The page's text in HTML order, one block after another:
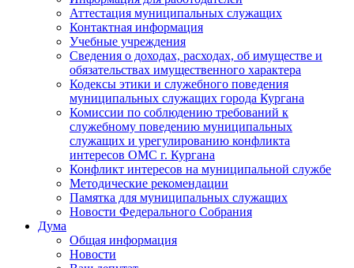
Аттестация муниципальных служащих
Контактная информация
Учебные учреждения
Сведения о доходах, расходах, об имуществе и
обязательствах имущественного характера
Кодексы этики и служебного поведения
муниципальных служащих города Кургана
Комиссии по соблюдению требований к
служебному поведению муниципальных
служащих и урегулированию конфликта
интересов ОМС г. Кургана
Конфликт интересов на муниципальной службе
Методические рекомендации
Памятка для муниципальных служащих
Новости Федерального Cобрания
Дума
Общая информация
Новости